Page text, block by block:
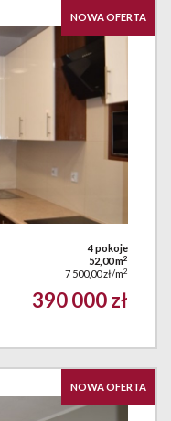
NOWA OFERTA
4 pokoje
52,00 m2
7 500,00 zł/m2
390 000 zł
NOWA OFERTA